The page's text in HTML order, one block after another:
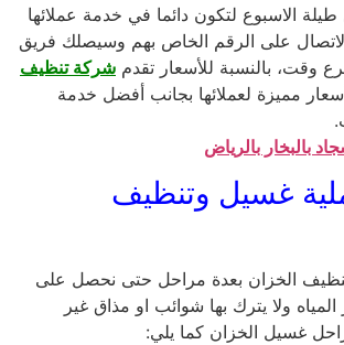
الاسبوع لتكون دائما في خدمة عملائها
على الرقم الخاص بهم وسيصلك فريق
وقت، بالنسبة للأسعار تقدم شركة تنظيف
مميزة لعملائها بجانب أفضل خدمة
بالبخار بالرياض
غسيل وتنظيف
الخزان بعدة مراحل حتى نحصل على
ولا يترك بها شوائب او مذاق غير
غسيل الخزان كما يلي: